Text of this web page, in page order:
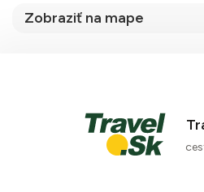
Zobraziť na mape